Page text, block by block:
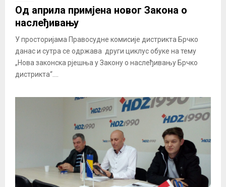
Од априла примјена новог Закона о
наслеђивању
У просторијама Правосудне комисије дистрикта Брчко
данас и сутра се одржава други циклус обуке на тему
„Нова законска рјешња у Закону о наслеђивању Брчко
дистрикта“....